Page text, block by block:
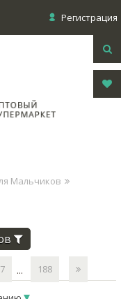
Регистрация
Мальчиков
... 188